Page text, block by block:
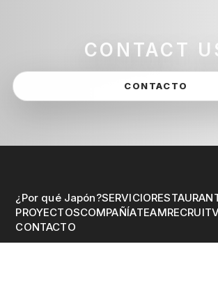
CONTACT
CONTACTO
¿Por qué Japón?SERVICIO
PROYECTOSCOMPAÑÍATEAMRECRUIT
CONTACTO